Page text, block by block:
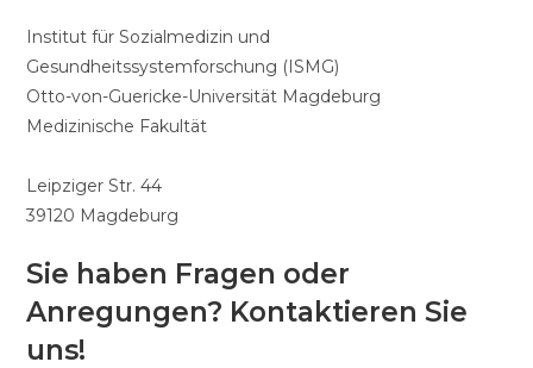
Institut für Sozialmedizin und
Gesundheitssystemforschung (ISMG)
Otto-von-Guericke-Universität Magdeburg
Medizinische Fakultät
Leipziger Str. 44
39120 Magdeburg
Sie haben Fragen oder
Anregungen? Kontaktieren Sie
uns!